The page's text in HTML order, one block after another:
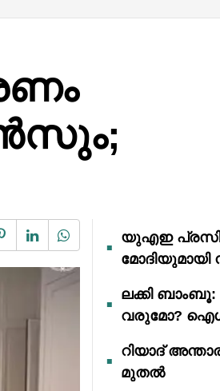
യുഎഇ
മോദിയുമായി
ലക്കി ബാംബൂ:
വരുമോ?
റിയാദ്
മുതൽ